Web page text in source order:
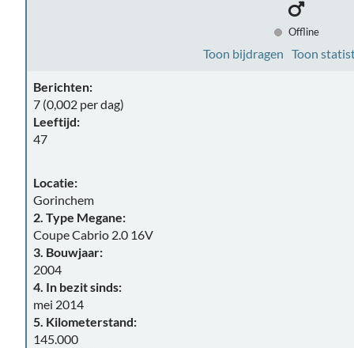
Offline
Toon bijdragen Toon
Berichten:
7 (0,002 per dag)
Leeftijd:
47
Locatie:
Gorinchem
2. Type Megane:
Coupe Cabrio 2.0 16V
3. Bouwjaar:
2004
4. In bezit sinds:
mei 2014
5. Kilometerstand:
145.000